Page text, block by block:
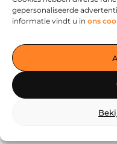
gepersonaliseerde
informatie vindt u in ons
— Verken prikkelende
tips voor een bewuster
verzameld op één